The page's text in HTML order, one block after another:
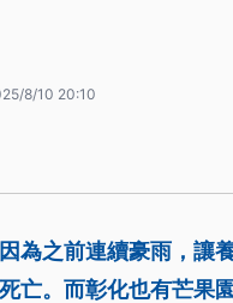
8/10 20:10
為之前連續豪雨，讓
亡。而彰化也有芒果